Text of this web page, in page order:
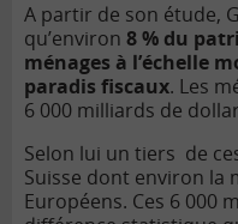
A partir de son étude,
qu’environ 8 % du
ménages à l’échelle
paradis fiscaux. Les
6 000 milliards de
Selon lui un tiers de
Suisse dont environ la
Européens. Ces 6 000